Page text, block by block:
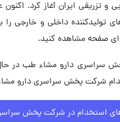
و تزریقی ایران آغاز کرد.
تولیدکننده داخلی و
صفحه مشاهده کنید.
شرکت پخش سراسری دارو
استخدام در شرکت پخش